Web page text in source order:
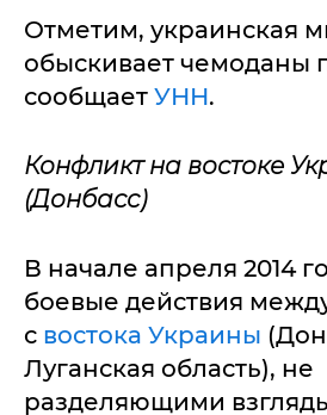
Отметим, украинская
обыскивает чемоданы
сообщает УНН.
Конфликт на востоке
(Донбасс)
В начале апреля 2014
боевые действия
с востока Украины
Луганская область), не
разделяющими